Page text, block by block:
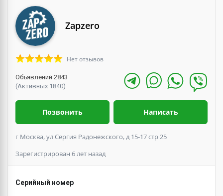
Zapzero
Нет отзывов
Объявлений 2843
(Активных 1840)
Позвонить Написать
г Москва, ул Сергия Радонежского, д 15-17 стр 25
Зарегистрирован 6 лет назад
Серийный номер